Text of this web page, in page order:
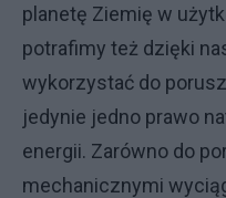
planetę Ziemię w
potrafimy też dzięki
wykorzystać do
jedynie jedno prawo
energii. Zarówno do
mechanicznymi